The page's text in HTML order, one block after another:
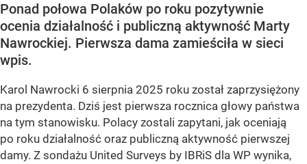
Ponad połowa Polaków po roku pozytywnie
ocenia działalność i publiczną aktywność Marty
Nawrockiej. Pierwsza dama zamieściła w sieci
wpis.
Karol Nawrocki 6 sierpnia 2025 roku został zaprzysiężony
na prezydenta. Dziś jest pierwsza rocznica głowy państwa
na tym stanowisku. Polacy zostali zapytani, jak oceniają
po roku działalność oraz publiczną aktywność pierwszej
damy. Z sondażu United Surveys by IBRiS dla WP wynika,